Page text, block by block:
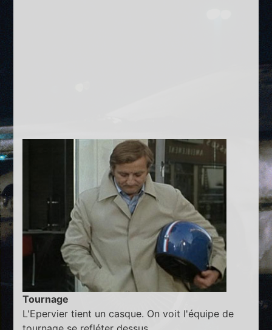
Tournage
L'Epervier tient un casque. On voit l'équipe de